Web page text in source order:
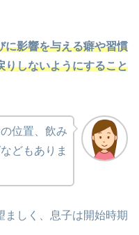
に影響を与える癖や習慣
りしないようにすること
位置、飲み
どもありま
ましく、息子は開始時期